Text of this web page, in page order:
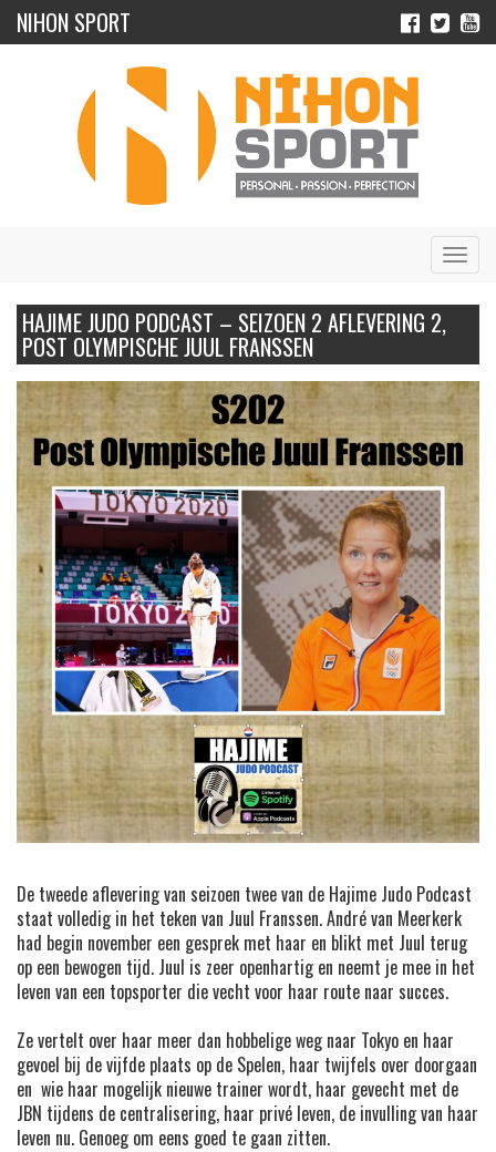
NIHON SPORT
HAJIME JUDO PODCAST – SEIZOEN 2 AFLEVERING 2,
POST OLYMPISCHE JUUL FRANSSEN
De tweede aflevering van seizoen twee van de Hajime Judo Podcast
staat volledig in het teken van Juul Franssen. André van Meerkerk
had begin november een gesprek met haar en blikt met Juul terug
op een bewogen tijd. Juul is zeer openhartig en neemt je mee in het
leven van een topsporter die vecht voor haar route naar succes.
Ze vertelt over haar meer dan hobbelige weg naar Tokyo en haar
gevoel bij de vijfde plaats op de Spelen, haar twijfels over doorgaan
en wie haar mogelijk nieuwe trainer wordt, haar gevecht met de
JBN tijdens de centralisering, haar privé leven, de invulling van haar
leven nu. Genoeg om eens goed te gaan zitten.